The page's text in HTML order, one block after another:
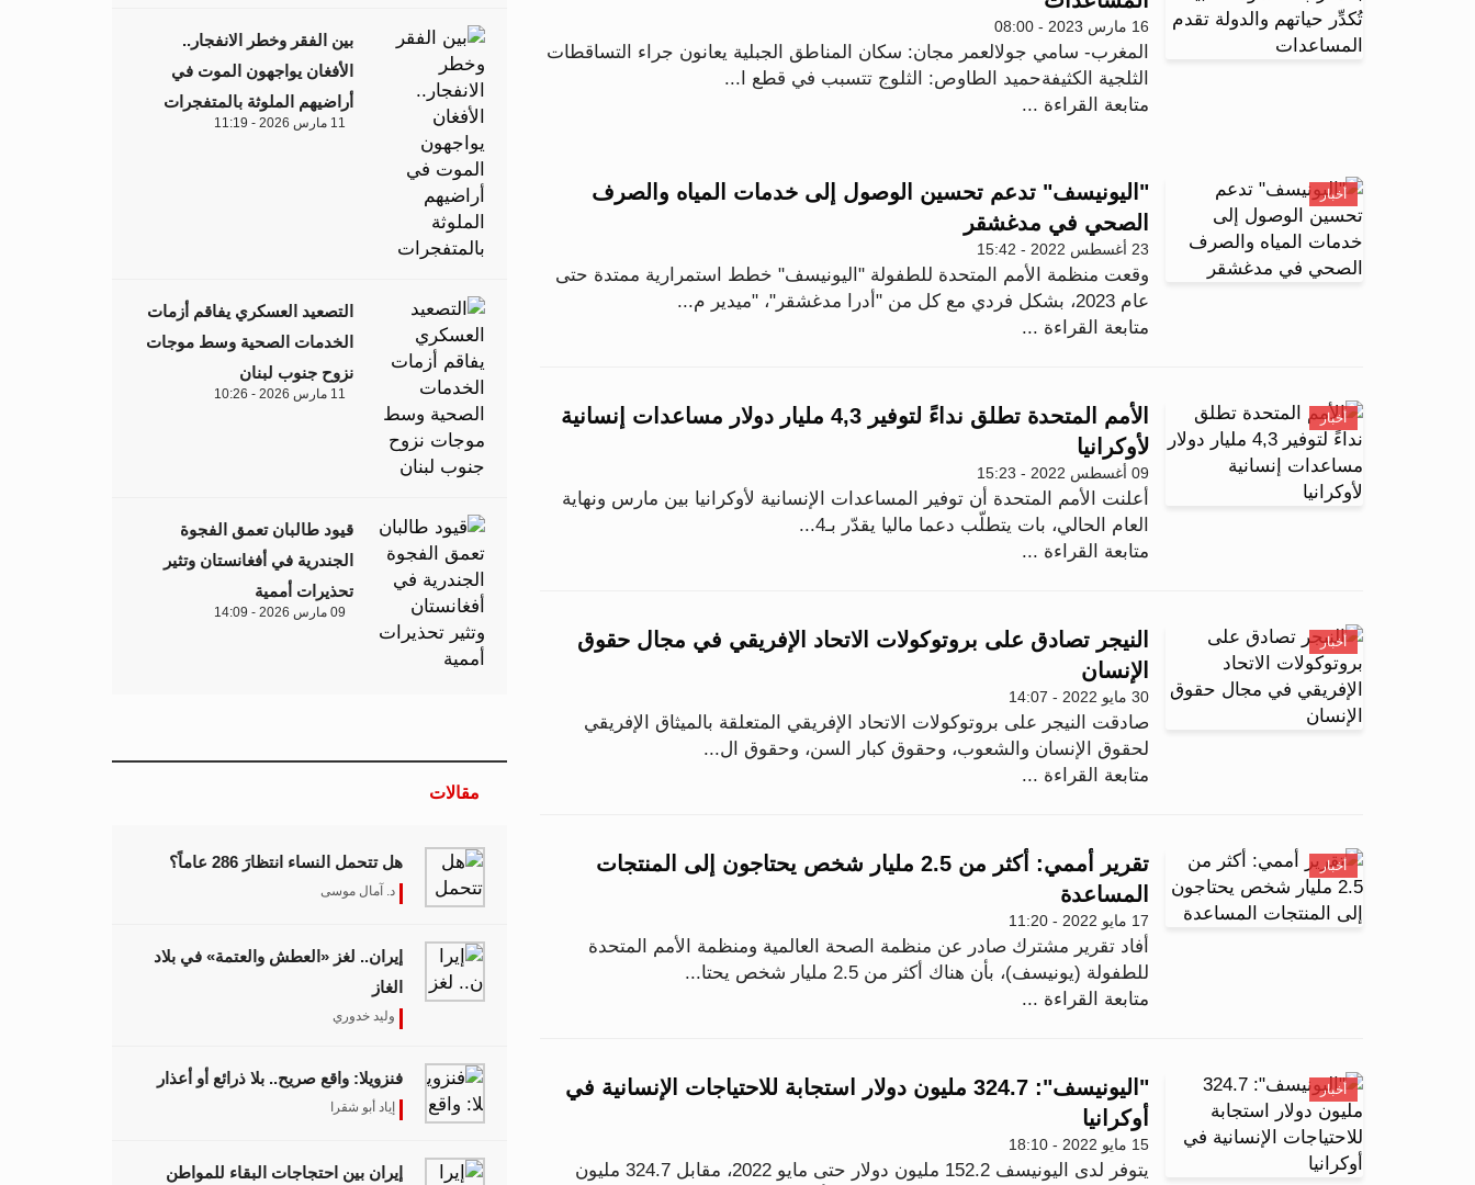
16 مارس 2023 - 08:00
المغرب- سامي جولالعمر مجان: سكان المناطق الجبلية يعانون جراء التساقطات
الثلجية الكثيفةحميد الطاوص: الثلوج تتسبب في قطع ا...
متابعة القراءة ...
أخبار
"اليونيسف" تدعم تحسين الوصول إلى خدمات المياه والصرف
الصحي في مدغشقر
23 أغسطس 2022 - 15:42
وقعت منظمة الأمم المتحدة للطفولة "اليونيسف" خطط استمرارية ممتدة حتى
عام 2023، بشكل فردي مع كل من "أدرا مدغشقر"، "ميدير م...
متابعة القراءة ...
أخبار
الأمم المتحدة تطلق نداءً لتوفير 4,3 مليار دولار مساعدات إنسانية
لأوكرانيا
09 أغسطس 2022 - 15:23
أعلنت الأمم المتحدة أن توفير المساعدات الإنسانية لأوكرانيا بين مارس ونهاية
العام الحالي، بات يتطلّب دعما ماليا يقدّر بـ4...
متابعة القراءة ...
أخبار
النيجر تصادق على بروتوكولات الاتحاد الإفريقي في مجال حقوق
الإنسان
30 مايو 2022 - 14:07
صادقت النيجر على بروتوكولات الاتحاد الإفريقي المتعلقة بالميثاق الإفريقي
لحقوق الإنسان والشعوب، وحقوق كبار السن، وحقوق ال...
متابعة القراءة ...
أخبار
تقرير أممي: أكثر من 2.5 مليار شخص يحتاجون إلى المنتجات
المساعدة
17 مايو 2022 - 11:20
أفاد تقرير مشترك صادر عن منظمة الصحة العالمية ومنظمة الأمم المتحدة
للطفولة (يونيسف)، بأن هناك أكثر من 2.5 مليار شخص يحتا...
متابعة القراءة ...
أخبار
"اليونيسف": 324.7 مليون دولار استجابة للاحتياجات الإنسانية في
أوكرانيا
15 مايو 2022 - 18:10
يتوفر لدى اليونيسف 152.2 مليون دولار حتى مايو 2022، مقابل 324.7 مليون
بين الفقر وخطر الانفجار..
الأفغان يواجهون الموت في
أراضيهم الملوثة بالمتفجرات
11 مارس 2026 - 11:19
التصعيد العسكري يفاقم أزمات
الخدمات الصحية وسط موجات
نزوح جنوب لبنان
11 مارس 2026 - 10:26
قيود طالبان تعمق الفجوة
الجندرية في أفغانستان وتثير
تحذيرات أممية
09 مارس 2026 - 14:09
مقالات
هل تتحمل النساء انتظارَ 286 عاماً؟
د. آمال موسى
إيران.. لغز «العطش والعتمة» في بلاد
الغاز
وليد خدوري
فنزويلا: واقع صريح.. بلا ذرائع أو أعذار
إياد أبو شقرا
إيران بين احتجاجات البقاء للمواطن